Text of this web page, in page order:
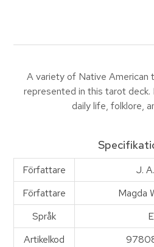
A variety of Native American
represented in this tarot
daily life, folklore,
Författare
J.
Författare
Magda
Språk
Artikelkod